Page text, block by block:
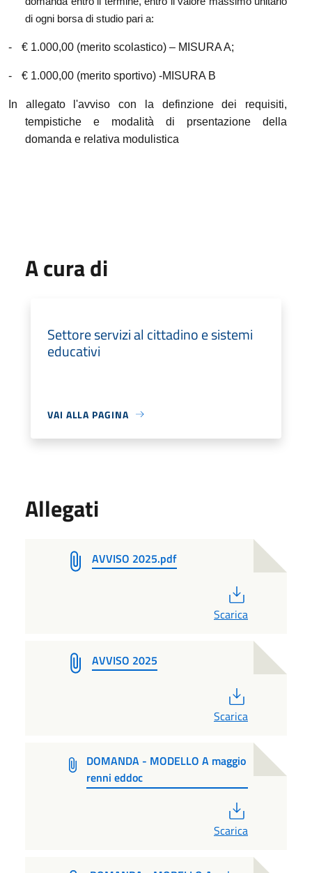
di ogni borsa di studio pari a:
- € 1.000,00 (merito scolastico) – MISURA A;
- € 1.000,00 (merito sportivo) -MISURA B
In allegato l'avviso con la definzione dei requisiti,
tempistiche e modalità di prsentazione della
domanda e relativa modulistica
A cura di
Settore servizi al cittadino e sistemi
educativi
VAI ALLA PAGINA
Allegati
AVVISO 2025.pdf
Scarica
AVVISO 2025
Scarica
DOMANDA - MODELLO A maggio
renni eddoc
Scarica